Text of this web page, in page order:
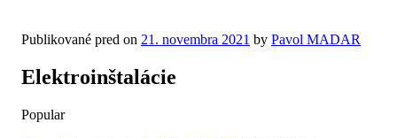
Publikované pred on 21. novembra 2021 by Pavol MADAR
Elektroinštalácie
Popular